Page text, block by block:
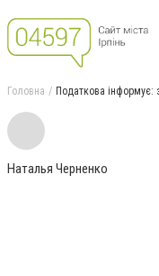
Головна Податкова інформує:
Наталья Черненко